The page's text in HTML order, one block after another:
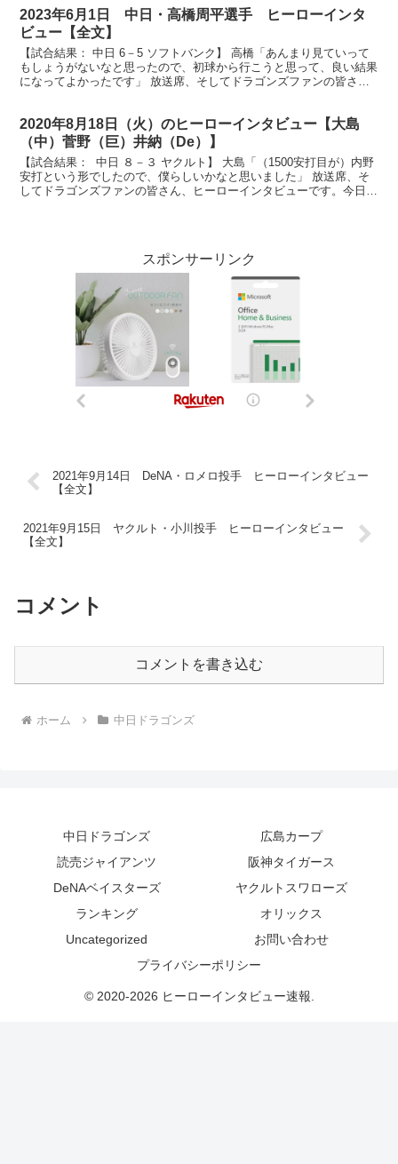
2023年6月1日 中日・高橋周平選手 ヒーローインタ
ビュー【全文】
【試合結果： 中日 6－5 ソフトバンク】 高橋「あんまり見ていって
もしょうがないなと思ったので、初球から行こうと思って、良い結果
になってよかったです」 放送席、そしてドラゴンズファンの皆さ
2020年8月18日（火）のヒーローインタビュー【大島
（中）菅野（巨）井納（De）】
【試合結果： 中日 ８－３ ヤクルト】 大島「（1500安打目が）内野
安打という形でしたので、僕らしいかなと思いました」 放送席、そ
してドラゴンズファンの皆さん、ヒーローインタビューです。今日の
スポンサーリンク
2021年9月14日 DeNA・ロメロ投手 ヒーローインタビュー
【全文】
2021年9月15日 ヤクルト・小川投手 ヒーローインタビュー
【全文】
コメント
コメントを書き込む
ホーム 中日ドラゴンズ
中日ドラゴンズ
広島カープ
読売ジャイアンツ
阪神タイガース
DeNAベイスターズ
ヤクルトスワローズ
ランキング
オリックス
Uncategorized
お問い合わせ
プライバシーポリシー
© 2020-2026 ヒーローインタビュー速報.